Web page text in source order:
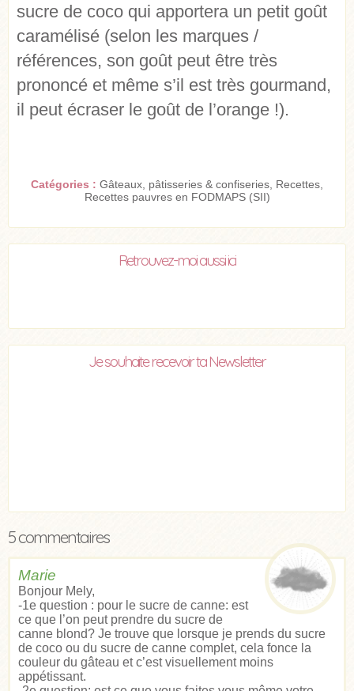
sucre de coco qui apportera un petit goût
caramélisé (selon les marques /
références, son goût peut être très
prononcé et même s’il est très gourmand,
il peut écraser le goût de l’orange !).
Catégories : Gâteaux, pâtisseries & confiseries Recettes
Recettes pauvres en FODMAPS (SII)
Retrouvez-moi aussi ici
Je souhaite recevoir ta Newsletter
5 commentaires
Marie
Bonjour Mely,
-1e question : pour le sucre de canne: est
ce que l’on peut prendre du sucre de
canne blond? Je trouve que lorsque je prends du sucre
de coco ou du sucre de canne complet, cela fonce la
couleur du gâteau et c’est visuellement moins
appétissant.